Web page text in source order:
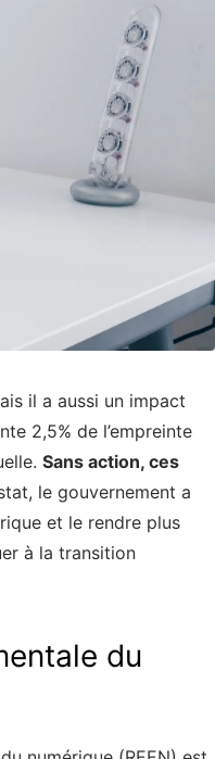
il a aussi un impact
2,5% de l’empreinte
Sans action, ces
le gouvernement a
et le rendre plus
à la transition
du